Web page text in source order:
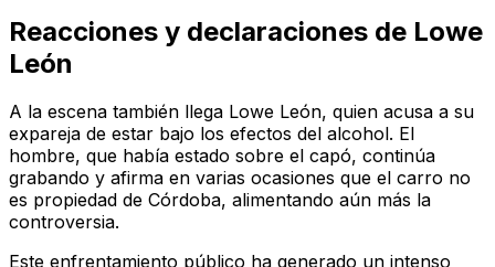
Reacciones y declaraciones de Lowe
León
A la escena también llega Lowe León, quien acusa a su
expareja de estar bajo los efectos del alcohol. El
hombre, que había estado sobre el capó, continúa
grabando y afirma en varias ocasiones que el carro no
es propiedad de Córdoba, alimentando aún más la
controversia.
Este enfrentamiento público ha generado un intenso